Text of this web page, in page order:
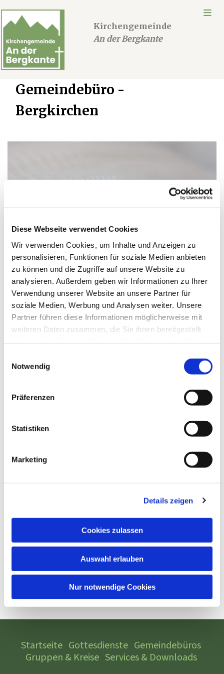
Diese Webseite verwendet Cookies
Wir verwenden Cookies, um Inhalte und Anzeigen zu
personalisieren, Funktionen für soziale Medien anbieten
zu können und die Zugriffe auf unsere Website zu
analysieren. Außerdem geben wir Informationen zu Ihrer
Verwendung unserer Website an unsere Partner für
soziale Medien, Werbung und Analysen weiter. Unsere
Partner führen diese Informationen möglicherweise mit
weiteren Daten zusammen, die Sie ihnen bereitgestellt
Notwendig
Präferenzen
Statistiken
Marketing
Details zeigen
Cookies zulassen
Auswahl erlauben
Nur notwendige Cookies
Kirchengemeinde
An der Bergkante
Gemeindebüro -
Bergkirchen
Mittwoch, 21. Oktober 2026, 15:00 -
17:00 Uhr
Bergkirchener Str. 465, 32549 Bad
Startseite Gottesdienste Gemeindebüros
Gruppen & Kreise Services & Downloads